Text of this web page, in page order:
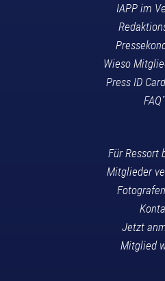
IAPP im
Wieso
Press ID
Für Ressort
Mitglieder
Jetzt
Mitglied